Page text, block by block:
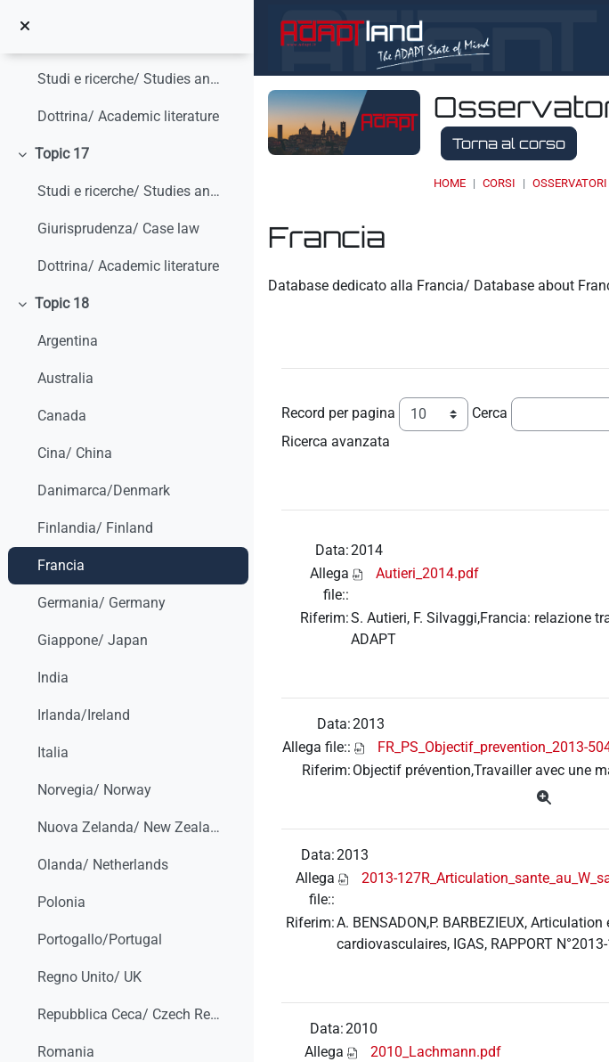
Minimizza
Studi e ricerche/ Studies and research
Dottrina/ Academic literature
Minimizza
Topic 17
Studi e ricerche/ Studies and research
Giurisprudenza/ Case law
Dottrina/ Academic literature
Minimizza
Topic 18
Argentina
Australia
Canada
Cina/ China
Danimarca/Denmark
Finlandia/ Finland
Francia
Germania/ Germany
Giappone/ Japan
India
Irlanda/Ireland
Italia
Norvegia/ Norway
Nuova Zelanda/ New Zealand
Olanda/ Netherlands
Polonia
Portogallo/Portugal
Regno Unito/ UK
Repubblica Ceca/ Czech Republic
Romania
Torna al corso
HOME CORSI OSSERVATORI
Francia
Database dedicato alla Francia/ Database about
Record per pagina Cerca
Ricerca avanzata
Data:2014
Allega
file::
Autieri_2014.pdf
Riferim:S. Autieri, F. Silvaggi,Francia: relazione
ADAPT
Data:2013
Allega file::
FR_PS_Objectif_prevention_2013-
Riferim: Objectif prévention,Travailler avec une
Data:2013
Allega
file::
2013-
Riferim:A. BENSADON,P. BARBEZIEUX,
cardiovasculaires, IGAS, RAPPORT
Data:2010
Allega
2010_Lachmann.pdf